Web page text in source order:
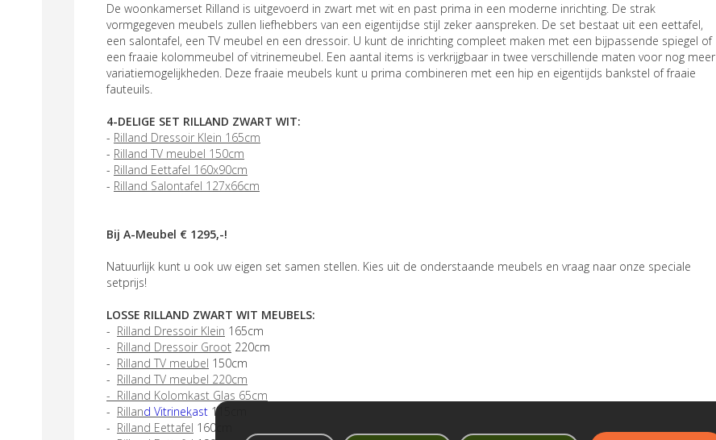
De woonkamerset Rilland is uitgevoerd in zwart met wit en past prima in een moderne inrichting. De strak
vormgegeven meubels zullen liefhebbers van een eigentijdse stijl zeker aanspreken. De set bestaat uit een eettafel,
een salontafel, een TV meubel en een dressoir. U kunt de inrichting compleet maken met een bijpassende spiegel of
een fraaie kolommeubel of vitrinemeubel. Een aantal items is verkrijgbaar in twee verschillende maten voor nog meer
variatiemogelijkheden. Deze fraaie meubels kunt u prima combineren met een hip en eigentijds bankstel of fraaie
fauteuils.
4-DELIGE SET RILLAND ZWART WIT:
- Rilland Dressoir Klein 165cm
- Rilland TV meubel 150cm
- Rilland Eettafel 160x90cm
- Rilland Salontafel 127x66cm
Bij A-Meubel € 1295,-!
Natuurlijk kunt u ook uw eigen set samen stellen. Kies uit de onderstaande meubels en vraag naar onze speciale
setprijs!
LOSSE RILLAND ZWART WIT MEUBELS:
- Rilland Dressoir Klein 165cm
- Rilland Dressoir Groot 220cm
- Rilland TV meubel 150cm
- Rilland TV meubel 220cm
- Rilland Kolomkast Glas 65cm
- Rilland Vitrinekast 115cm
- Rilland Eettafel 160cm